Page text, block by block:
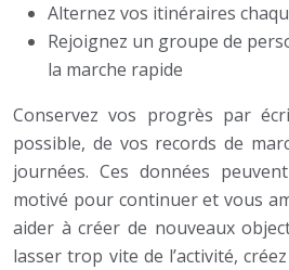
Alternez vos itinéraires
Rejoignez un groupe de
la marche rapide
Conservez vos progrès par
possible, de vos records de
journées. Ces données
motivé pour continuer et vous
aider à créer de nouveaux
lasser trop vite de l’activité,